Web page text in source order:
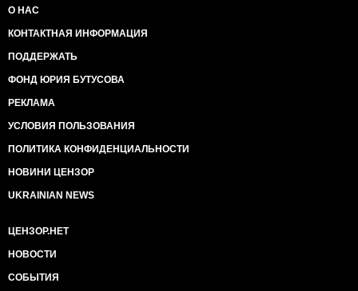
О НАС
КОНТАКТНАЯ ИНФОРМАЦИЯ
ПОДДЕРЖАТЬ
ФОНД ЮРИЯ БУТУСОВА
РЕКЛАМА
УСЛОВИЯ ПОЛЬЗОВАНИЯ
ПОЛИТИКА КОНФИДЕНЦИАЛЬНОСТИ
НОВИНИ ЦЕНЗОР
UKRAINIAN NEWS
ЦЕНЗОР.НЕТ
НОВОСТИ
СОБЫТИЯ